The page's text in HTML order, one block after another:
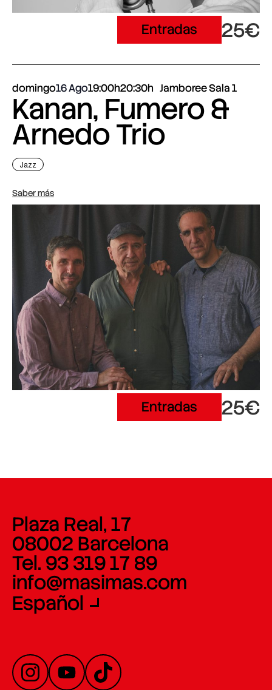
Entradas 25€
domingo16 Ago19:00h20:30h Jamboree Sala 1
Kanan, Fumero &
Arnedo Trio
Jazz
Saber más
Entradas 25€
Plaza Real, 17
08002 Barcelona
Tel. 93 319 17 89
info@masimas.com
Español